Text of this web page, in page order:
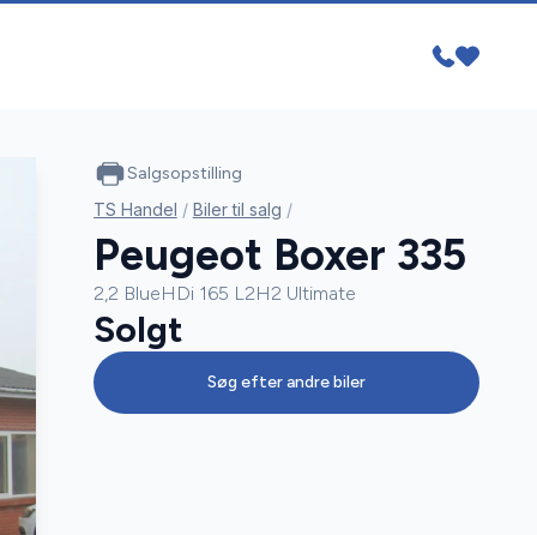
Salgsopstilling
TS Handel / Biler til salg /
Peugeot Boxer 335
2,2 BlueHDi 165 L2H2 Ultimate
Solgt
Søg efter andre biler